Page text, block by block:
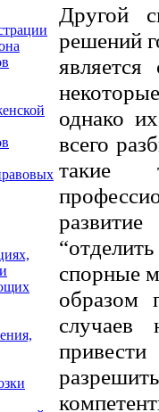
Другой
решений
однако
всего
такие
спорные
образом
случаев